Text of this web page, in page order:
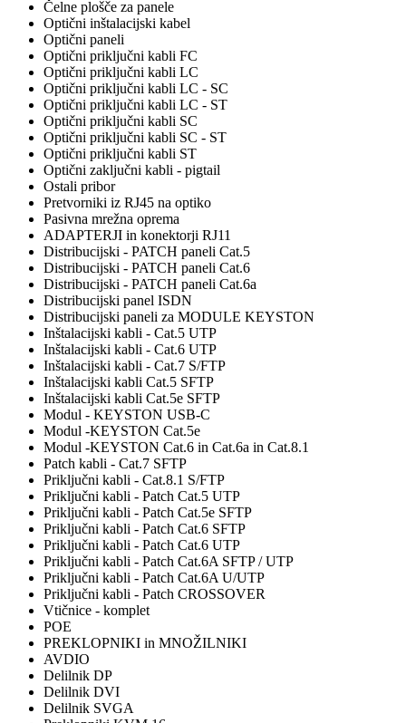
Čelne plošče za panele
Optični inštalacijski kabel
Optični paneli
Optični priključni kabli FC
Optični priključni kabli LC
Optični priključni kabli LC - SC
Optični priključni kabli LC - ST
Optični priključni kabli SC
Optični priključni kabli SC - ST
Optični priključni kabli ST
Optični zaključni kabli - pigtail
Ostali pribor
Pretvorniki iz RJ45 na optiko
Pasivna mrežna oprema
ADAPTERJI in konektorji RJ11
Distribucijski - PATCH paneli Cat.5
Distribucijski - PATCH paneli Cat.6
Distribucijski - PATCH paneli Cat.6a
Distribucijski panel ISDN
Distribucijski paneli za MODULE KEYSTON
Inštalacijski kabli - Cat.5 UTP
Inštalacijski kabli - Cat.6 UTP
Inštalacijski kabli - Cat.7 S/FTP
Inštalacijski kabli Cat.5 SFTP
Inštalacijski kabli Cat.5e SFTP
Modul - KEYSTON USB-C
Modul -KEYSTON Cat.5e
Modul -KEYSTON Cat.6 in Cat.6a in Cat.8.1
Patch kabli - Cat.7 SFTP
Priključni kabli - Cat.8.1 S/FTP
Priključni kabli - Patch Cat.5 UTP
Priključni kabli - Patch Cat.5e SFTP
Priključni kabli - Patch Cat.6 SFTP
Priključni kabli - Patch Cat.6 UTP
Priključni kabli - Patch Cat.6A SFTP / UTP
Priključni kabli - Patch Cat.6A U/UTP
Priključni kabli - Patch CROSSOVER
Vtičnice - komplet
POE
PREKLOPNIKI in MNOŽILNIKI
AVDIO
Delilnik DP
Delilnik DVI
Delilnik SVGA